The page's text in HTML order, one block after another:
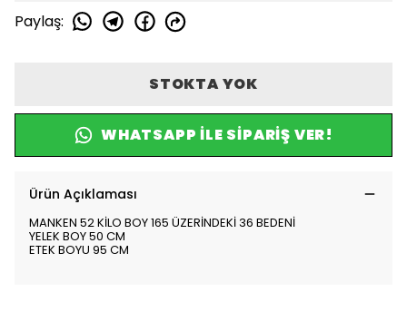
Paylaş:
STOKTA YOK
WHATSAPP ILE SIPARIŞ VER!
Ürün Açıklaması
MANKEN 52 KİLO BOY 165 ÜZERİNDEKİ 36 BEDENİ
YELEK BOY 50 CM
ETEK BOYU 95 CM